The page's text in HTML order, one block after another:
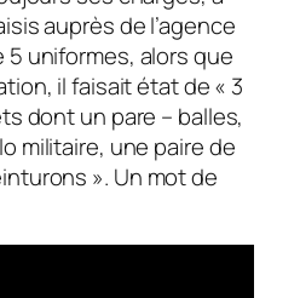
auprès de l’agence
uniformes, alors que
il faisait état de « 3
dont un pare – balles,
militaire, une paire de
». Un mot de